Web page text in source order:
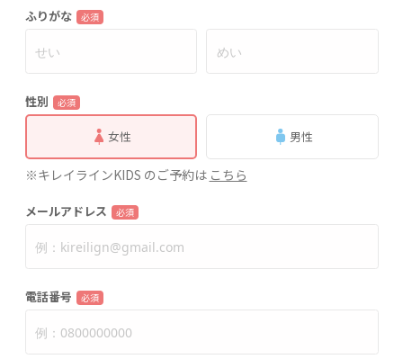
ふりがな 必須
性別 必須
女性 男性
※キレイラインKIDS のご予約は こちら
メールアドレス 必須
電話番号 必須